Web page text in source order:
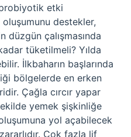
etki
destekler,
düzgün çalışmasında
tüketilmeli? Yılda
İlkbaharın başlarında
bölgelerde en erken
Çağla cırcır yapar
yemek şişkinliğe
yol açabilecek
Çok fazla lif